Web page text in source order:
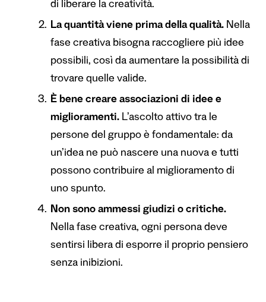
di liberare la creatività.
La quantità viene prima della qualità. Nella
fase creativa bisogna raccogliere più idee
possibili, così da aumentare la possibilità di
trovare quelle valide.
È bene creare associazioni di idee e
miglioramenti. L’ascolto attivo tra le
persone del gruppo è fondamentale: da
un’idea ne può nascere una nuova e tutti
possono contribuire al miglioramento di
uno spunto.
Non sono ammessi giudizi o critiche.
Nella fase creativa, ogni persona deve
sentirsi libera di esporre il proprio pensiero
senza inibizioni.